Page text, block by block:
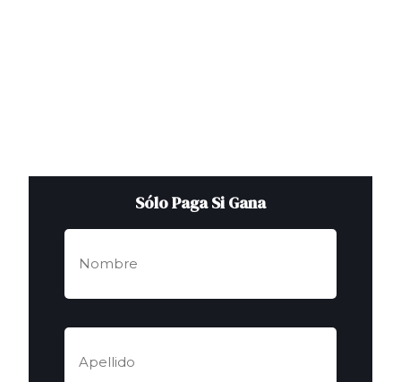
Sólo Paga Si Gana
Nombre
Apellidos